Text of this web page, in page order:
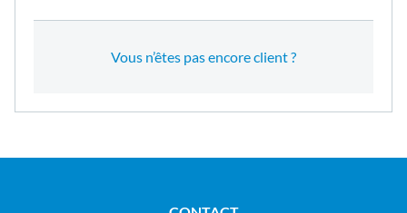
Vous n’êtes pas encore client ?